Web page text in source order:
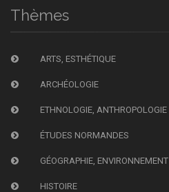
Thèmes
ARTS, ESTHÉTIQUE
ARCHÉOLOGIE
ETHNOLOGIE, ANTHROPOLOGIE
ÉTUDES NORMANDES
GÉOGRAPHIE, ENVIRONNEMENT
HISTOIRE